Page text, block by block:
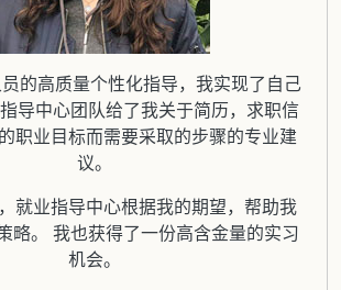
的高质量个性化指导，我实现了自己
导中心团队给了我关于简历，求职信
职业目标而需要采取的步骤的专业建
议。
就业指导中心根据我的期望，帮助我
略。 我也获得了一份高含金量的实习
机会。